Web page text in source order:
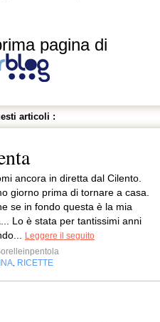
pagina di
articoli :
ancora in diretta dal Cilento.
giorno prima di tornare a casa.
se in fondo questa è la mia
Lo è stata per tantissimi anni
Leggere il seguito
RICETTE